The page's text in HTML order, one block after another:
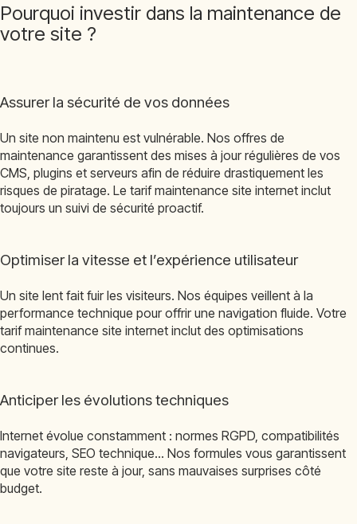
Pourquoi investir dans la maintenance de
votre site ?
Assurer la sécurité de vos données
Un site non maintenu est vulnérable. Nos offres de
maintenance garantissent des mises à jour régulières de vos
CMS, plugins et serveurs afin de réduire drastiquement les
risques de piratage. Le tarif maintenance site internet inclut
toujours un suivi de sécurité proactif.
Optimiser la vitesse et l’expérience utilisateur
Un site lent fait fuir les visiteurs. Nos équipes veillent à la
performance technique pour offrir une navigation fluide. Votre
tarif maintenance site internet inclut des optimisations
continues.
Anticiper les évolutions techniques
Internet évolue constamment : normes RGPD, compatibilités
navigateurs, SEO technique… Nos formules vous garantissent
que votre site reste à jour, sans mauvaises surprises côté
budget.